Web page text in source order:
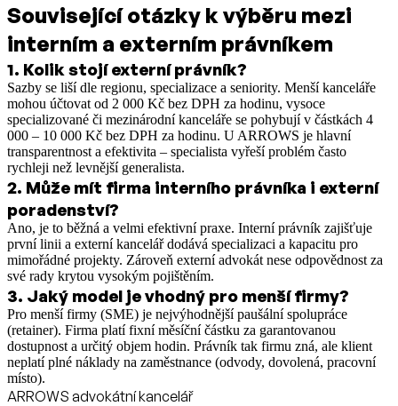
Související otázky k výběru mezi
interním a externím právníkem
1. Kolik stojí externí právník?
Sazby se liší dle regionu, specializace a seniority. Menší kanceláře
mohou účtovat od 2 000 Kč bez DPH za hodinu, vysoce
specializované či mezinárodní kanceláře se pohybují v částkách 4
000 – 10 000 Kč bez DPH za hodinu. U ARROWS je hlavní
transparentnost a efektivita – specialista vyřeší problém často
rychleji než levnější generalista.
2. Může mít firma interního právníka i externí
poradenství?
Ano, je to běžná a velmi efektivní praxe. Interní právník zajišťuje
první linii a externí kancelář dodává specializaci a kapacitu pro
mimořádné projekty. Zároveň externí advokát nese odpovědnost za
své rady krytou vysokým pojištěním.
3. Jaký model je vhodný pro menší firmy?
Pro menší firmy (SME) je nejvýhodnější paušální spolupráce
(retainer). Firma platí fixní měsíční částku za garantovanou
dostupnost a určitý objem hodin. Právník tak firmu zná, ale klient
neplatí plné náklady na zaměstnance (odvody, dovolená, pracovní
místo).
ARROWS advokátní kancelář